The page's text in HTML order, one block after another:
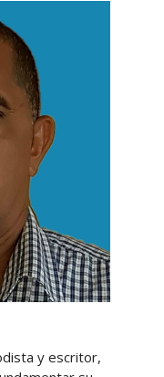
y escritor,